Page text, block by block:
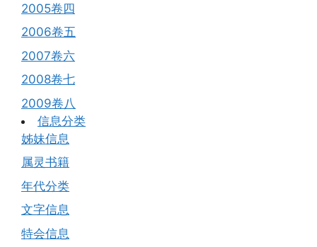
2005卷四
2006卷五
2007卷六
2008卷七
2009卷八
信息分类
姊妹信息
属灵书籍
年代分类
文字信息
特会信息